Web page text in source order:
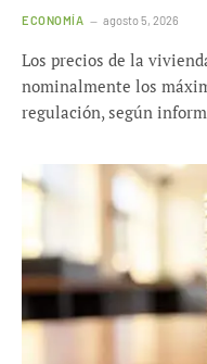
ECONOMÍA agosto 5, 2026
Los precios de la
nominalmente los
regulación, según